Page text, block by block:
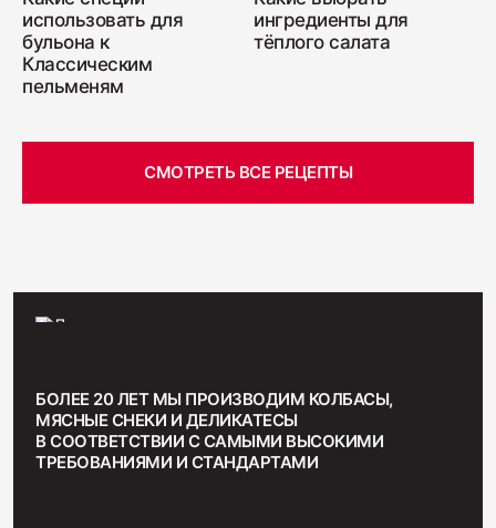
использовать для
бульона к
Классическим
пельменям
ингредиенты для
тёплого салата
СМОТРЕТЬ ВСЕ РЕЦЕПТЫ
БОЛЕЕ 20 ЛЕТ МЫ ПРОИЗВОДИМ КОЛБАСЫ,
МЯСНЫЕ СНЕКИ И ДЕЛИКАТЕСЫ
В СООТВЕТСТВИИ С САМЫМИ ВЫСОКИМИ
ТРЕБОВАНИЯМИ И СТАНДАРТАМИ